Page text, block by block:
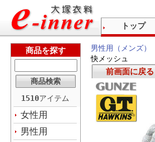
男性用（メンズ）
快メッシュ
前画面に戻る
商品を探す
1510アイテム
女性用
男性用
トップ